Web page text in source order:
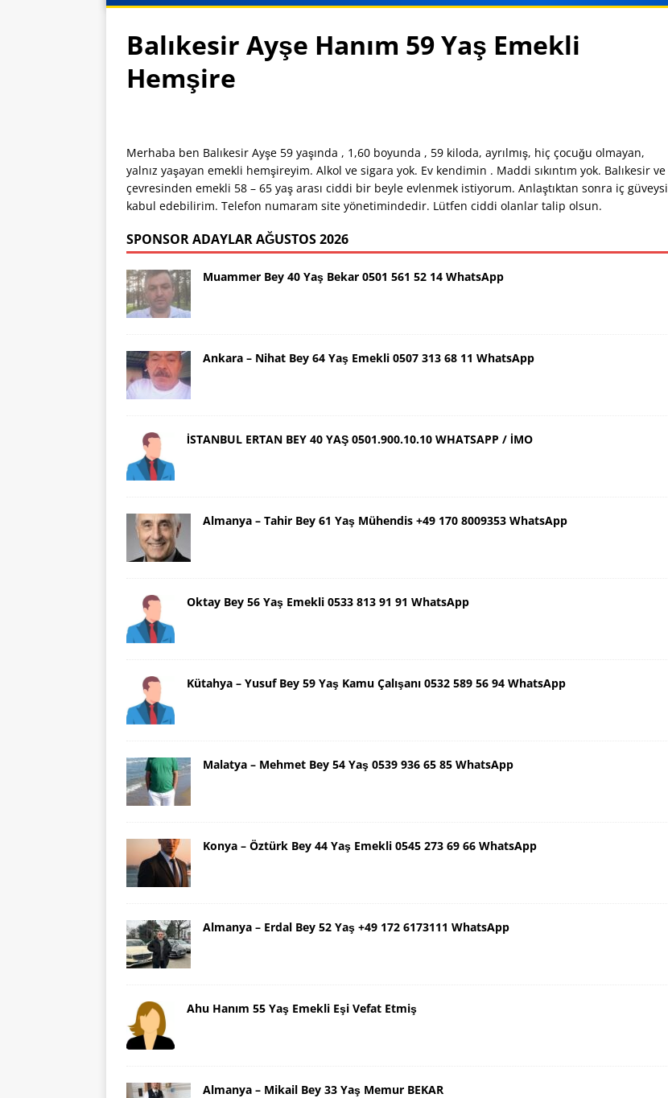
Balıkesir Ayşe Hanım 59 Yaş Emekli
Hemşire
Merhaba ben Balıkesir Ayşe 59 yaşında , 1,60 boyunda , 59 kiloda, ayrılmış, hiç çocuğu olmayan,
yalnız yaşayan emekli hemşireyim. Alkol ve sigara yok. Ev kendimin . Maddi sıkıntım yok. Balıkesir ve
çevresinden emekli 58 – 65 yaş arası ciddi bir beyle evlenmek istiyorum. Anlaştıktan sonra iç güveysi
kabul edebilirim. Telefon numaram site yönetimindedir. Lütfen ciddi olanlar talip olsun.
SPONSOR ADAYLAR AĞUSTOS 2026
Muammer Bey 40 Yaş Bekar 0501 561 52 14 WhatsApp
Ankara – Nihat Bey 64 Yaş Emekli 0507 313 68 11 WhatsApp
İSTANBUL ERTAN BEY 40 YAŞ 0501.900.10.10 WHATSAPP / İMO
Almanya – Tahir Bey 61 Yaş Mühendis +49 170 8009353 WhatsApp
Oktay Bey 56 Yaş Emekli 0533 813 91 91 WhatsApp
Kütahya – Yusuf Bey 59 Yaş Kamu Çalışanı 0532 589 56 94 WhatsApp
Malatya – Mehmet Bey 54 Yaş 0539 936 65 85 WhatsApp
Konya – Öztürk Bey 44 Yaş Emekli 0545 273 69 66 WhatsApp
Almanya – Erdal Bey 52 Yaş +49 172 6173111 WhatsApp
Ahu Hanım 55 Yaş Emekli Eşi Vefat Etmiş
Almanya – Mikail Bey 33 Yaş Memur BEKAR